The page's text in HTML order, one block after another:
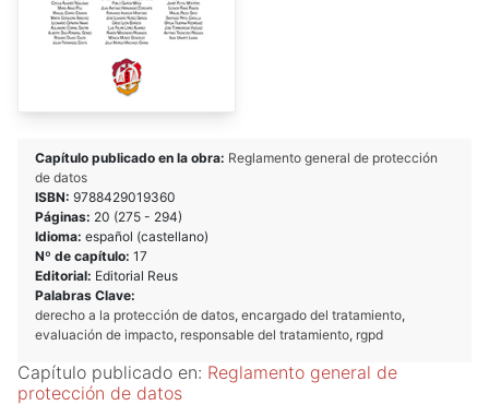
Capítulo publicado en la obra: Reglamento general de protección
de datos
ISBN: 9788429019360
Páginas: 20 (275 - 294)
Idioma: español (castellano)
Nº de capítulo: 17
Editorial: Editorial Reus
Palabras Clave:
derecho a la protección de datos, encargado del tratamiento,
evaluación de impacto, responsable del tratamiento, rgpd
Capítulo publicado en: Reglamento general de
protección de datos